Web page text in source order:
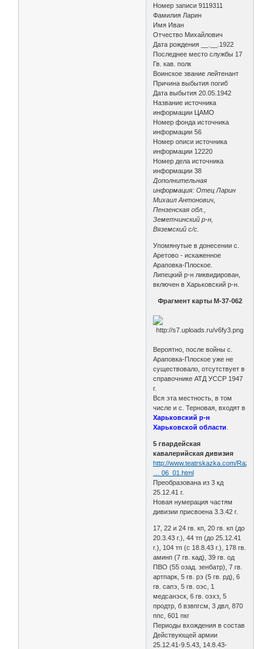
Номер записи 9119311
Фамилия Ларин
Имя Иван
Отчество Михайлович
Дата рождения __.__.1922
Последнее место службы 17
Гв. кав. полк
Воинское звание лейтенант
Причина выбытия погиб
Дата выбытия 20.05.1942
Название источника
информации ЦАМО
Номер фонда источника
информации 56
Номер описи источника
информации 12220
Номер дела источника
информации 38
Дополнительная
информация: Отец Ларин
Михаил Антонович,
Пензенская обл.,
Земетчинский р-н,
Вяземский с/с.
Упомянутые в донесении с.
Аретово - искаженное
Араповка-Плоское.
Липецкий р-н ликвидирован,
включен в Харьковский р-н.
Фрагмент карты М-37-062
Вероятно, после войны с.
Араповка-Плоское уже не
существовало, отсутствует в
справочнике АТД УССР 1947
г.
Вся эта местность, в том
числе и с. Терновая, входят в
Харьковский р-н
Харьковской области
5 гвардейская
кавалерийская дивизия
http://www.teatrskazka.com/Raznoe/
… 06_01.html
Преобразована из 3 кд
25.12.41 г.
Новая нумерация частям
дивизии присвоена 3.3.42 г.
17, 22 и 24 гв. кп, 20 гв. кп (до
20.3.43 г.), 44 тп (до 25.12.41
г.), 104 тп (с 18.8.43 г.), 178 гв.
аминп (7 гв. кад), 39 гв. од
ПВО (55 озад. зенбатр), 7 гв.
артпарк, 5 гв. рэ (5 гв. рд), 6
гв. сапэ, 5 гв. оэс, 1
медсанэск, 6 гв. оэхз, 5
продтр, б взвпгсм, 3 двл, 870
ппс, 601 пкг
Периоды вхождения в состав
Действующей армии
25.12.41-9.5.43, 14.8.43-